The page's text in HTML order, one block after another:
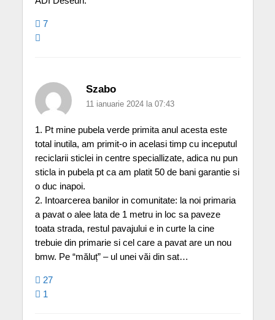
7
Szabo
11 ianuarie 2024 la 07:43
1. Pt mine pubela verde primita anul acesta este
total inutila, am primit-o in acelasi timp cu inceputul
reciclarii sticlei in centre speciallizate, adica nu pun
sticla in pubela pt ca am platit 50 de bani garantie si
o duc inapoi.
2. Intoarcerea banilor in comunitate: la noi primaria
a pavat o alee lata de 1 metru in loc sa paveze
toata strada, restul pavajului e in curte la cine
trebuie din primarie si cel care a pavat are un nou
bmw. Pe “măluț” – ul unei văi din sat…
27
1